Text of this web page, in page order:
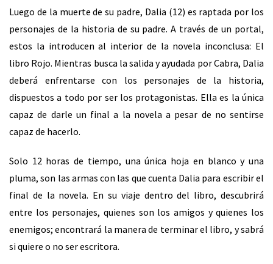
Luego de la muerte de su padre, Dalia (12) es raptada por los
personajes de la historia de su padre. A través de un portal,
estos la introducen al interior de la novela inconclusa: El
libro Rojo. Mientras busca la salida y ayudada por Cabra, Dalia
deberá enfrentarse con los personajes de la historia,
dispuestos a todo por ser los protagonistas. Ella es la única
capaz de darle un final a la novela a pesar de no sentirse
capaz de hacerlo.
Solo 12 horas de tiempo, una única hoja en blanco y una
pluma, son las armas con las que cuenta Dalia para escribir el
final de la novela. En su viaje dentro del libro, descubrirá
entre los personajes, quienes son los amigos y quienes los
enemigos; encontrará la manera de terminar el libro, y sabrá
si quiere o no ser escritora.